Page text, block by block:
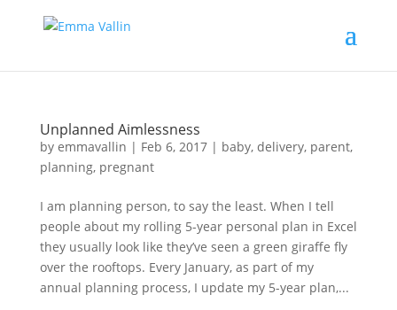
Unplanned Aimlessness
by emmavallin | Feb 6, 2017| baby, delivery, parent,
planning, pregnant
I am planning person, to say the least. When I tell
people about my rolling 5-year personal plan in Excel
they usually look like they’ve seen a green giraffe fly
over the rooftops. Every January, as part of my
annual planning process, I update my 5-year plan,...